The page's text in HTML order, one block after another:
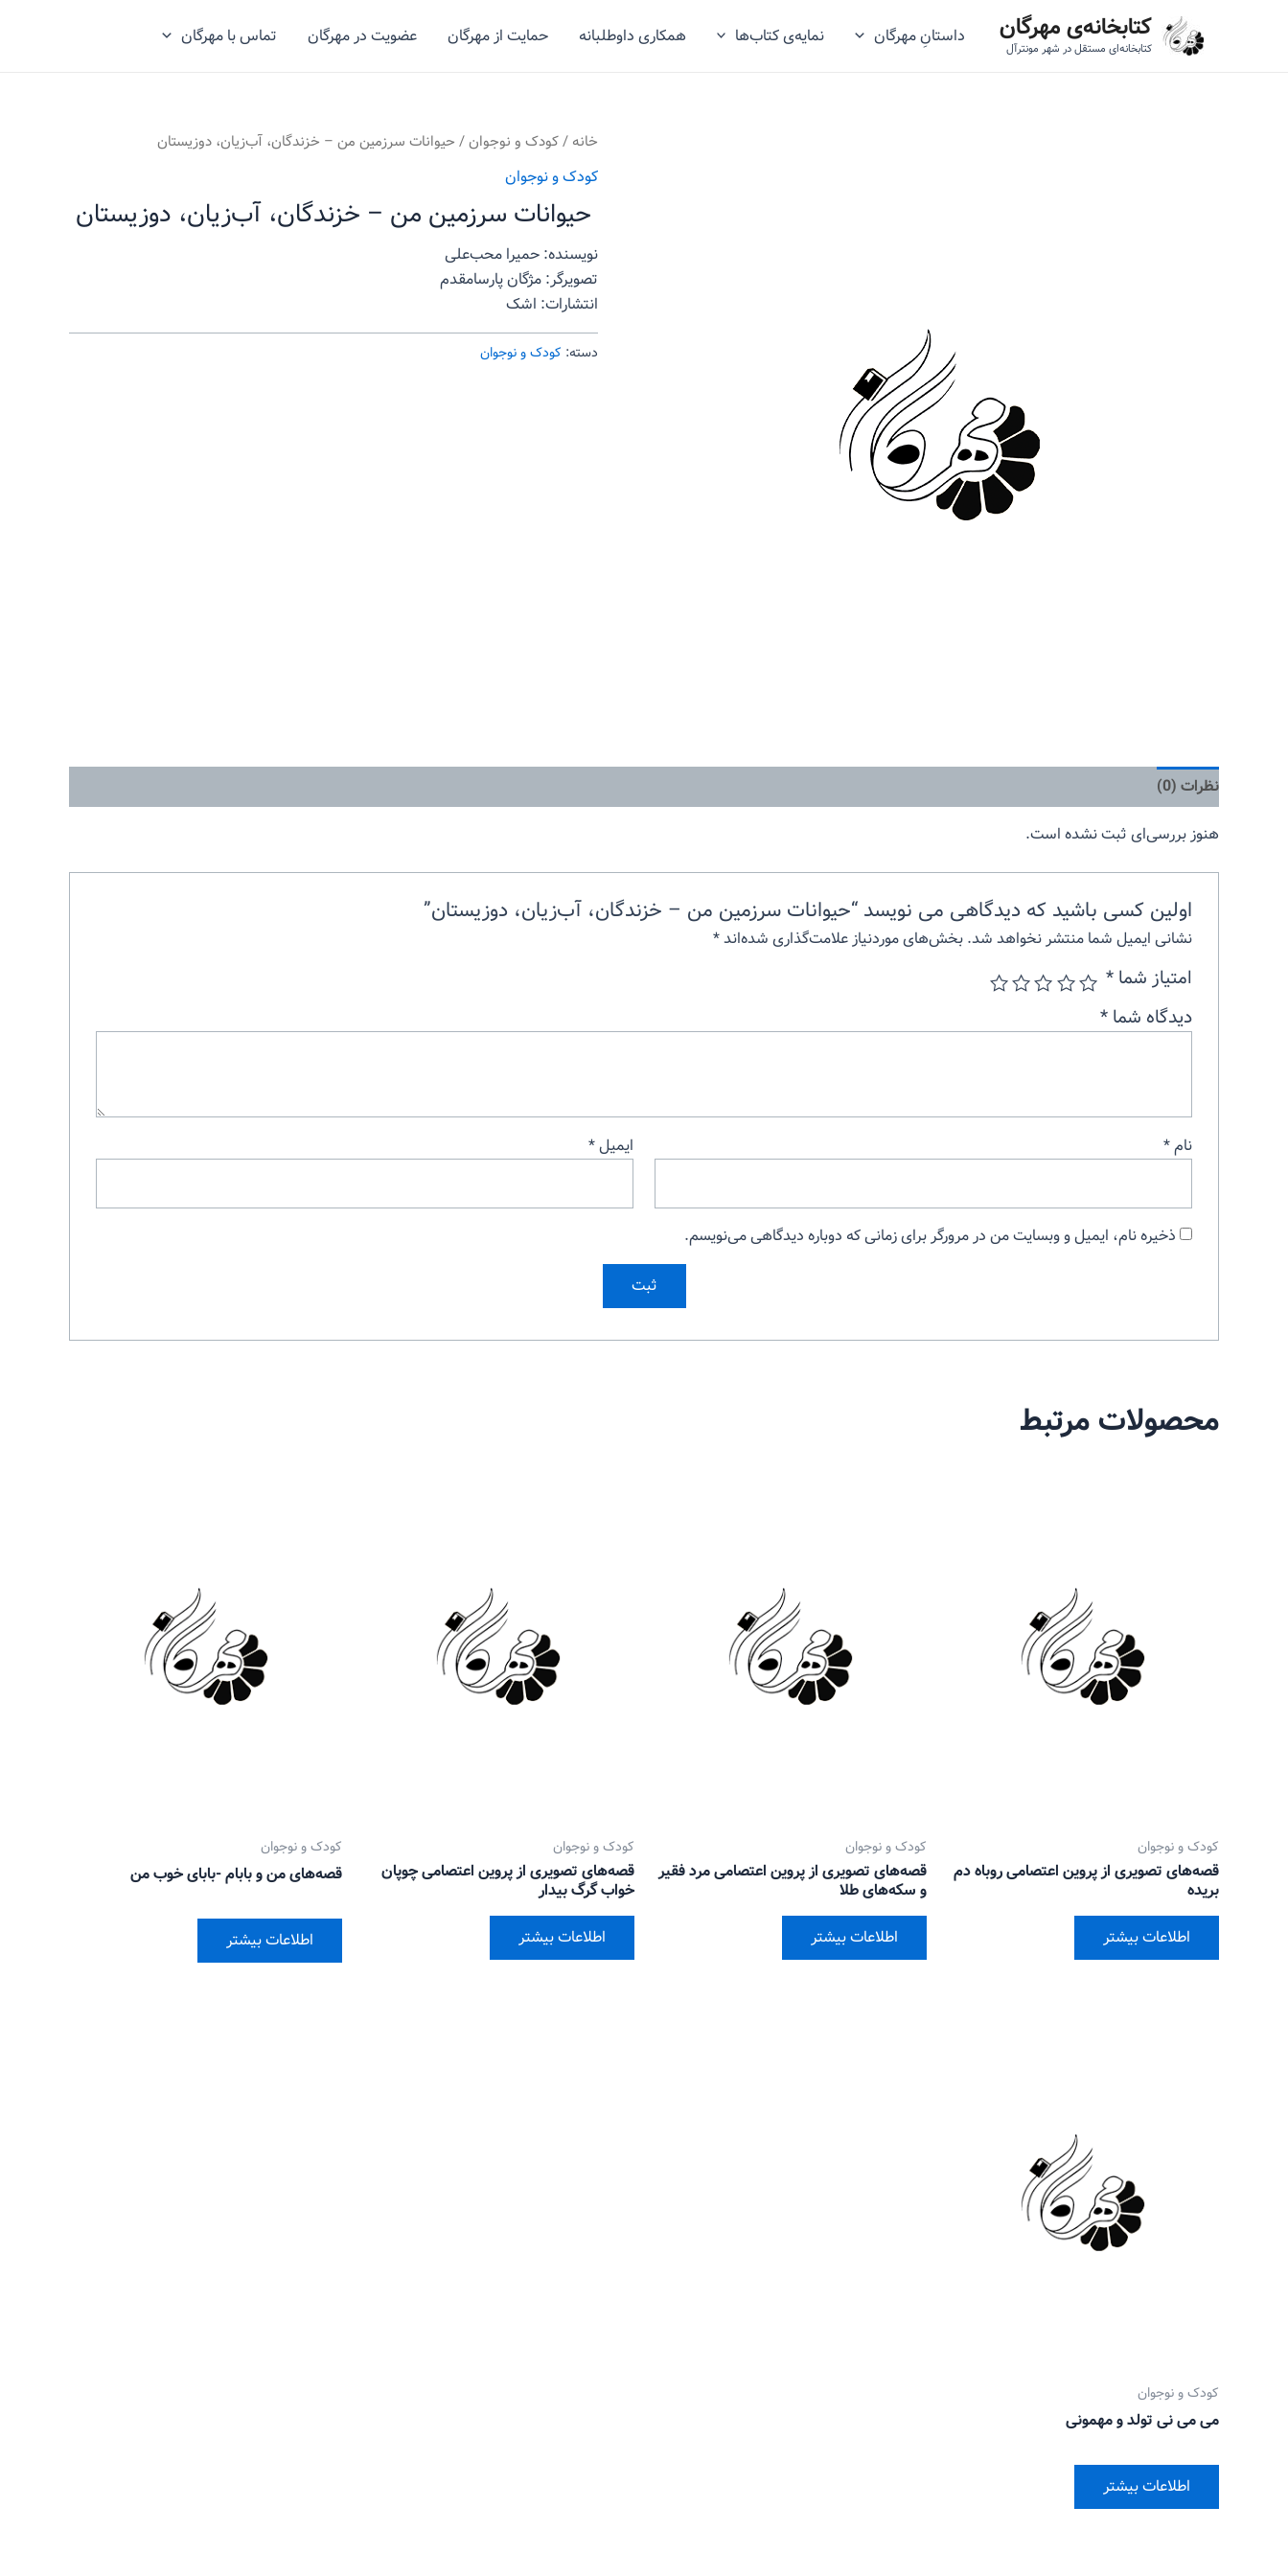
کتابخانه‌ی مهرگان
کتابخانه‌ای مستقل در شهر مونترآل
داستانِ مهرگان نمایه‌ی کتاب‌ها همکاری داوطلبانه حمایت از مهرگان عضویت در مهرگان تماس با مهرگان
خانه /کودک و نوجوان/ حیوانات سرزمین من – خزندگان، آب‌زیان، دوزیستان
کودک و نوجوان
حیوانات سرزمین من – خزندگان، آب‌زیان، دوزیستان
نویسنده: حمیرا محب‌علی
تصویرگر: مژگان پارسامقدم
انتشارات: اشک
دسته: کودک و نوجوان
نظرات (0)
هنوز بررسی‌ای ثبت نشده است.
اولین کسی باشید که دیدگاهی می نویسد “حیوانات سرزمین من – خزندگان، آب‌زیان، دوزیستان”
نشانی ایمیل شما منتشر نخواهد شد. بخش‌های موردنیاز علامت‌گذاری شده‌اند*
امتیاز شما *
دیدگاه شما *
نام* ایمیل*
ذخیره نام، ایمیل و وبسایت من در مرورگر برای زمانی که دوباره دیدگاهی می‌نویسم.
محصولات مرتبط
کودک و نوجوان
قصه‌های تصویری از پروین اعتصامی روباه دم
بریده
اطلاعات بیشتر
کودک و نوجوان
قصه‌های تصویری از پروین اعتصامی مرد فقیر
و سکه‌های طلا
اطلاعات بیشتر
کودک و نوجوان
قصه‌های تصویری از پروین اعتصامی چوپان
خواب گرگ بیدار
اطلاعات بیشتر
کودک و نوجوان
قصه‌های من و بابام -بابای خوب من
اطلاعات بیشتر
کودک و نوجوان
می می نی تولد و مهمونی
اطلاعات بیشتر